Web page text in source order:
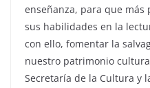
enseñanza, para que
sus habilidades en la
con ello, fomentar la
nuestro patrimonio
Secretaría de la Cultura y